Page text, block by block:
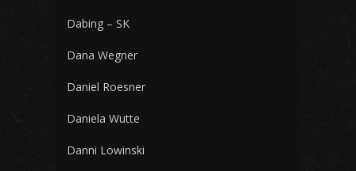
Dabing – SK
Dana Wegner
Daniel Roesner
Daniela Wutte
Danni Lowinski